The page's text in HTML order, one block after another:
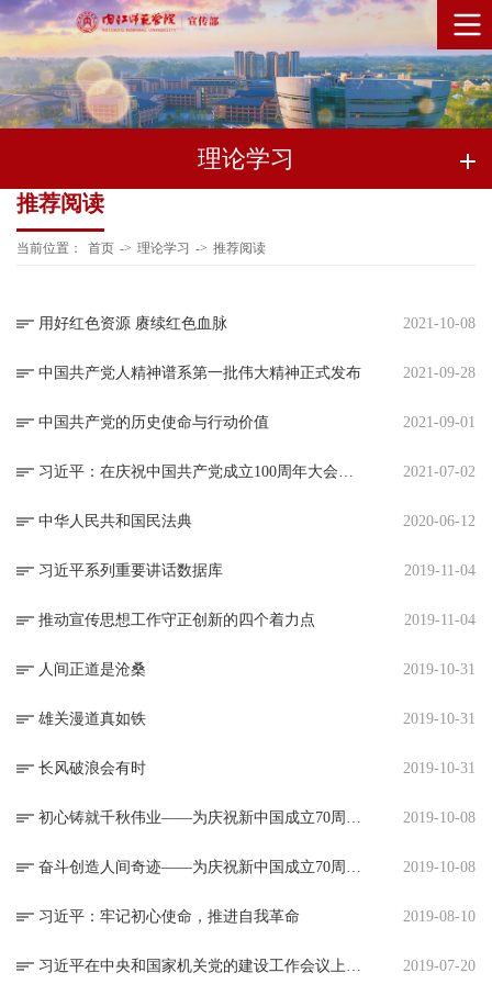
理论学习
推荐阅读
当前位置： 首页 -> 理论学习 -> 推荐阅读
用好红色资源 赓续红色血脉 2021-10-08
中国共产党人精神谱系第一批伟大精神正式发布 2021-09-28
中国共产党的历史使命与行动价值 2021-09-01
2021-07-02
中华人民共和国民法典 2020-06-12
习近平系列重要讲话数据库 2019-11-04
推动宣传思想工作守正创新的四个着力点 2019-11-04
人间正道是沧桑 2019-10-31
雄关漫道真如铁 2019-10-31
长风破浪会有时 2019-10-31
2019-10-08
2019-10-08
习近平：牢记初心使命，推进自我革命 2019-08-10
2019-07-20